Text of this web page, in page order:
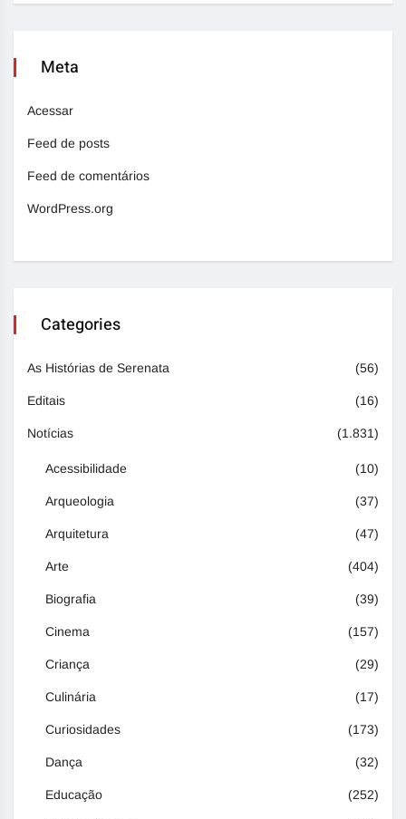
Meta
Acessar
Feed de posts
Feed de comentários
WordPress.org
Categories
As Histórias de Serenata (56)
Editais (16)
Notícias (1.831)
Acessibilidade (10)
Arqueologia (37)
Arquitetura (47)
Arte (404)
Biografia (39)
Cinema (157)
Criança (29)
Culinária (17)
Curiosidades (173)
Dança (32)
Educação (252)